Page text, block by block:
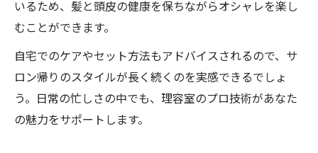
いるため、髪と頭皮の健康を保ちながらオシャレを楽し
むことができます。
自宅でのケアやセット方法もアドバイスされるので、サ
ロン帰りのスタイルが長く続くのを実感できるでしょ
う。日常の忙しさの中でも、理容室のプロ技術があなた
の魅力をサポートします。